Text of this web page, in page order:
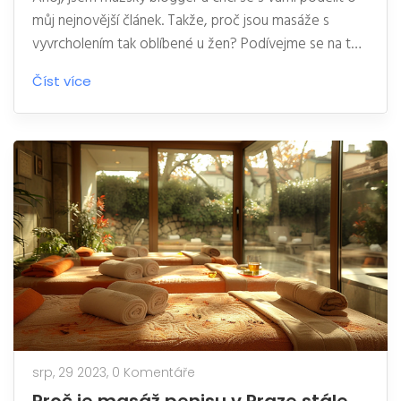
můj nejnovější článek. Takže, proč jsou masáže s
vyvrcholením tak oblíbené u žen? Podívejme se na to
společně. V článku se zaměříme na příčiny tohoto
fenoménu, a jak může taková zkušenost přinést
úžasné pocity relaxace a potěšení ženám. Slibuji
vám,že to bude informativní a vzrušující čtení!
Číst více
srp, 29 2023, 0 Komentáře